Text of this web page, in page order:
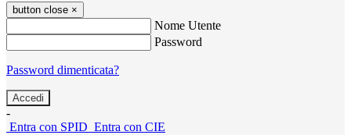
button close ×
Nome Utente
Password
Password dimenticata?
-
Entra con SPID Entra con CIE